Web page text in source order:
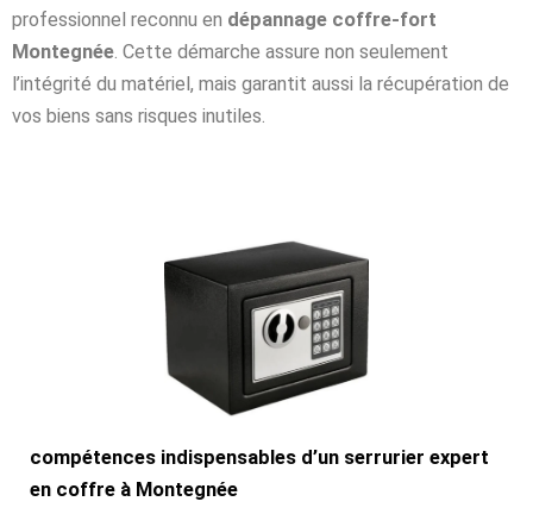
professionnel reconnu en dépannage coffre-fort
Montegnée. Cette démarche assure non seulement
l’intégrité du matériel, mais garantit aussi la récupération de
vos biens sans risques inutiles.
compétences indispensables d’un serrurier expert
en coffre à Montegnée